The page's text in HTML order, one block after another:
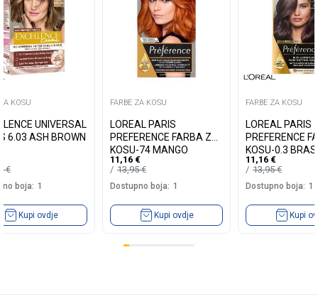
KOSU
UNIVERSAL
6.03 ASH BROWN
€
boja: 1
Kupi ovdje
FARBE ZA KOSU
LOREAL PARIS
PREFERENCE FARBA ZA
KOSU-74 MANGO
INTENSE COOPER
11,16 €
13,95€
Dostupno boja: 1
Kupi ovdje
FARBE ZA KOSU
LOREAL PARIS
PREFERENCE
KOSU-0.3
DARK BROWN
11,16 €
13,95€
Dostupno boja: 1
Kupi